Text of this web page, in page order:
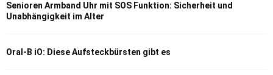
Senioren Armband Uhr mit SOS Funktion: Sicherheit und
Unabhängigkeit im Alter
Oral-B iO: Diese Aufsteckbürsten gibt es